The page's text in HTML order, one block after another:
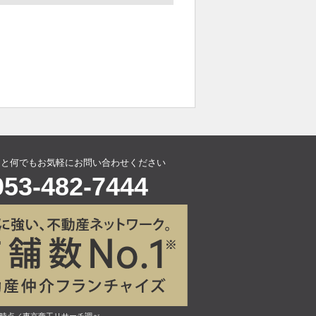
何でもお気軽にお問い合わせください
482-7444